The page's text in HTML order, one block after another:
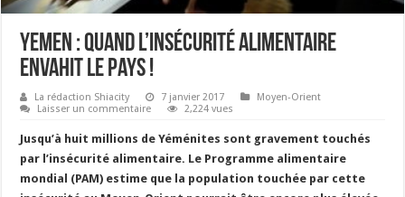
Yemen : Quand l’insécurité alimentaire
envahit le pays !
La rédaction Shiacity 7 janvier 2017
Moyen-Orient
Laisser un commentaire
2,224 vues
Jusqu’à huit millions de Yéménites sont gravement touchés
par l’insécurité alimentaire. Le Programme alimentaire
mondial (PAM) estime que la population touchée par cette